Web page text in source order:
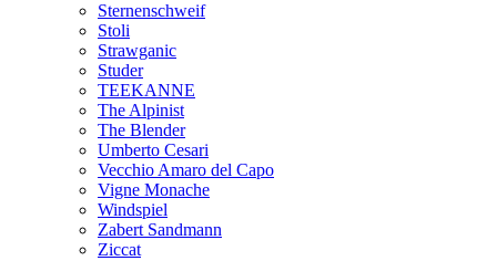
Sternenschweif
Stoli
Strawganic
Studer
TEEKANNE
The Alpinist
The Blender
Umberto Cesari
Vecchio Amaro del Capo
Vigne Monache
Windspiel
Zabert Sandmann
Ziccat